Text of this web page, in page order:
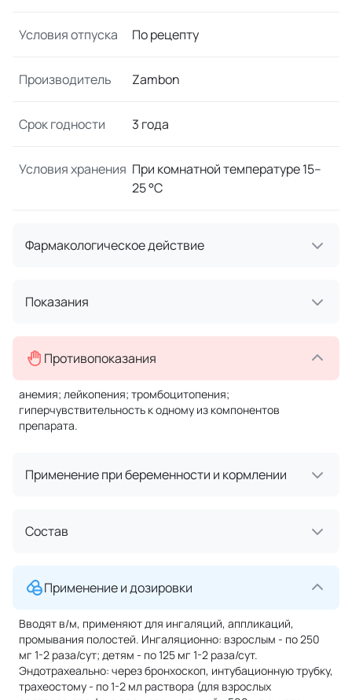
Условия отпуска По рецепту
Производитель Zambon
Срок годности 3 года
Условия хранения При комнатной температуре 15–
25 °C
Фармакологическое действие
Показания
Противопоказания
анемия; лейкопения; тромбоцитопения;
гиперчувствительность к одному из компонентов
препарата.
Применение при беременности и кормлении
Состав
Применение и дозировки
Вводят в/м, применяют для ингаляций, аппликаций,
промывания полостей. Ингаляционно: взрослым - по 250
мг 1-2 раза/сут; детям - по 125 мг 1-2 раза/сут.
Эндотрахеально: через бронхоскоп, интубационную трубку,
трахеостому - по 1-2 мл раствора (для взрослых